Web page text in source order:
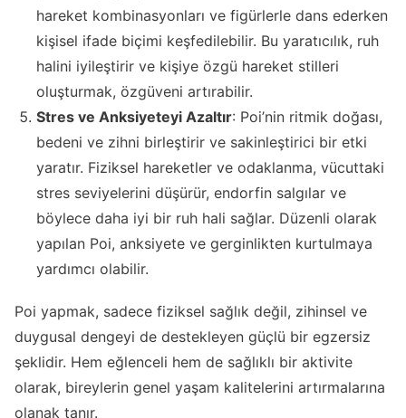
hareket kombinasyonları ve figürlerle dans ederken
kişisel ifade biçimi keşfedilebilir. Bu yaratıcılık, ruh
halini iyileştirir ve kişiye özgü hareket stilleri
oluşturmak, özgüveni artırabilir.
Stres ve Anksiyeteyi Azaltır: Poi’nin ritmik doğası,
bedeni ve zihni birleştirir ve sakinleştirici bir etki
yaratır. Fiziksel hareketler ve odaklanma, vücuttaki
stres seviyelerini düşürür, endorfin salgılar ve
böylece daha iyi bir ruh hali sağlar. Düzenli olarak
yapılan Poi, anksiyete ve gerginlikten kurtulmaya
yardımcı olabilir.
Poi yapmak, sadece fiziksel sağlık değil, zihinsel ve
duygusal dengeyi de destekleyen güçlü bir egzersiz
şeklidir. Hem eğlenceli hem de sağlıklı bir aktivite
olarak, bireylerin genel yaşam kalitelerini artırmalarına
olanak tanır.